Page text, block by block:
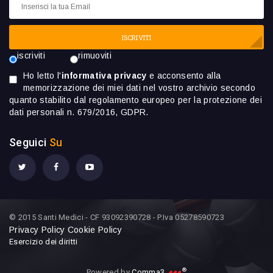
ISCRIVITI
iscriviti rimuoviti
Ho letto l'informativa privacy e acconsento alla
memorizzazione dei miei dati nel vostro archivio secondo
quanto stabilito dal regolamento europeo per la protezione dei
dati personali n. 679/2016, GDPR.
Seguici Su
© 2015 Santi Medici - CF 93092390728 - P.Iva 05278590723
Privacy Policy Cookie Policy
Esercizio dei diritti
®